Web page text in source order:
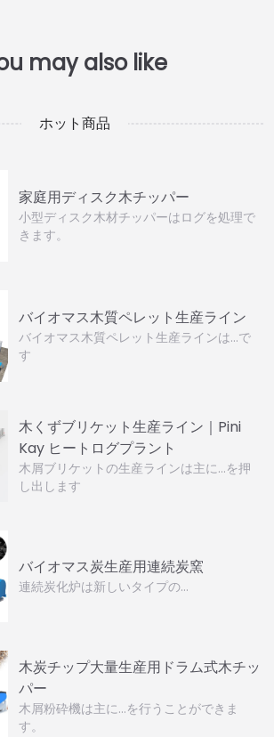
ホット商品
家庭用ディスク木チッパー
小型ディスク木材チッパーはログを処理で
きます。
バイオマス木質ペレット生産ライン
バイオマス木質ペレット生産ラインは…で
す
木くずブリケット生産ライン｜Pini
Kay ヒートログプラント
木屑ブリケットの生産ラインは主に…を押
し出します
バイオマス炭生産用連続炭窯
連続炭化炉は新しいタイプの…
木炭チップ大量生産用ドラム式木チッ
パー
木屑粉砕機は主に…を行うことができま
す。